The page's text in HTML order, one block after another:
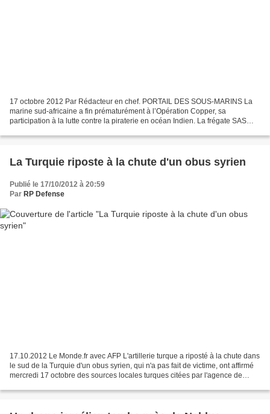
17 octobre 2012 Par Rédacteur en chef. PORTAIL DES SOUS-MARINS La
marine sud-africaine a fin prématurément à l’Opération Copper, sa
participation à la lutte contre la piraterie en océan Indien. La frégate SAS
La Turquie riposte à la chute d'un obus syrien
Publié le 17/10/2012 à 20:59
Par RP Defense
17.10.2012 Le Monde.fr avec AFP L'artillerie turque a riposté à la chute dans
le sud de la Turquie d'un obus syrien, qui n'a pas fait de victime, ont affirmé
mercredi 17 octobre des sources locales turques citées par l'agence de